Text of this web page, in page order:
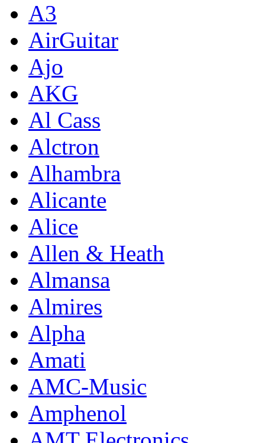
A3
AirGuitar
Ajo
AKG
Al Cass
Alctron
Alhambra
Alicante
Alice
Allen & Heath
Almansa
Almires
Alpha
Amati
AMC-Music
Amphenol